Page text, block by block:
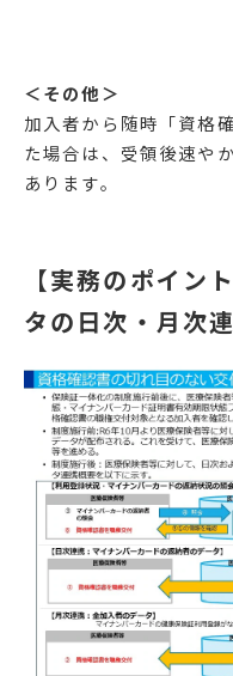
＜その他＞
加入者から随時「資格
た場合は、受領後速や
あります。
【実務のポイン
タの日次・月次